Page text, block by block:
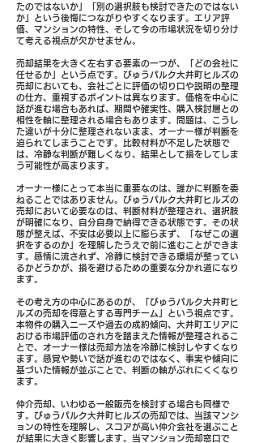
たのではないか」「別の選択肢も検討できたのではない
か」という後悔につながりやすくなります。エリア評
価、マンションの特性、そして今の市場状況を切り分け
て考える視点が欠かせません。
売却結果を大きく左右する要素の一つが、「どの会社に
任せるか」という点です。びゅうパルク大井町ヒルズの
売却においても、会社ごとに評価の切り口や説明の整理
の仕方、重視するポイントは異なります。価格を中心に
話が進む場合もあれば、期間や確実性、購入検討層との
相性を軸に整理される場合もあります。問題は、こうし
た違いが十分に整理されないまま、オーナー様が判断を
迫られてしまうことです。比較材料が不足した状態で
は、冷静な判断が難しくなり、結果として損をしてしま
う可能性が高まります。
オーナー様にとって本当に重要なのは、誰かに判断を委
ねることではありません。びゅうパルク大井町ヒルズの
売却において必要なのは、判断材料が整理され、選択肢
が明確になり、自分自身で納得できる状態です。その状
態が整えば、不安は必要以上に膨らまず、「なぜこの選
択をするのか」を理解したうえで前に進むことができま
す。感情に流されず、冷静に検討できる環境が整ってい
るかどうかが、損を避けるための重要な分かれ道になり
ます。
その考え方の中心にあるのが、「びゅうパルク大井町ヒ
ルズの売却を得意とする専門チーム」という視点です。
本物件の購入ニーズや過去の成約傾向、大井町エリアに
おける市場評価のされ方を踏まえた情報が整理されるこ
とで、オーナー様は売却方法を冷静に検討しやすくなり
ます。感覚や勢いで話が進むのではなく、事実や傾向に
基づいた情報が並ぶことで、判断の軸がぶれにくくなり
ます。
仲介売却、いわゆる一般販売を検討する場合も同様で
す。びゅうパルク大井町ヒルズの売却では、当該マンシ
ョンの特性を理解し、スコアが高い仲介会社を選ぶこと
が結果に大きく影響します。当マンション売却窓口で